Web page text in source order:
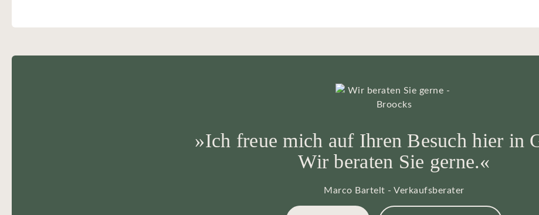
»Ich freue mich auf Ihren Besuch hier in
Wir beraten Sie gerne.«
Marco Bartelt - Verkaufsberater